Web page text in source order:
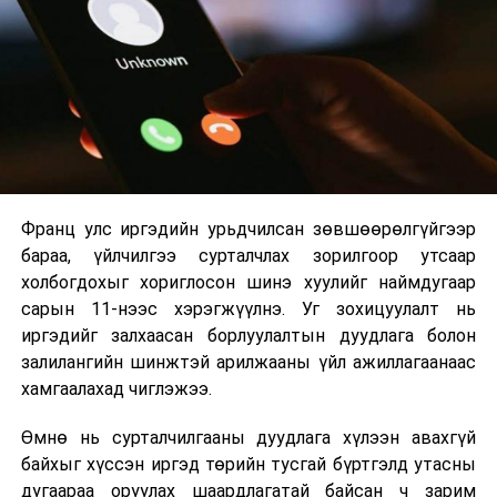
төсөл
боловсруулах
үүрэг бүхий
хэсгийн
хуралдаан
ДАРААХ МЭДЭЭ
УИХ: Энэ долоо хоногт чуулганы нэгдсэн
хуралдаанаар
ӨМНӨХ МЭДЭЭ
Төрийн банк: 2023 оны шилдэг санхүүгийн боловсрол
олгогч банкаар шалгарлаа
2026 оны 9 дүгээр сарын 1-нээс цахимаар
эхэлнэ.
2026 оны 9 дүгээр сарын 14-нөөс танхимаар
үргэлжилнэ.
2026 оны 9 дүгээр сарын 13-наас оюутнуудыг
дотуур байранд оруулж эхэлнэ.
Сургууль, цэцэрлэгийн үйл ажиллагааны
зохицуулалт
2026 оны 8 дугаар сарын 17–28-ны өдрүүдэд
байранд элсэлт, бүртгэл болон бусад аливаа
арга хэмжээ зохион байгуулахгүй болно.
Франц улс иргэдийн урьдчилсан зөвшөөрөлгүйгээр
бараа, үйлчилгээ сурталчлах зорилгоор утсаар
холбогдохыг хориглосон шинэ хуулийг наймдугаар
сарын 11-нээс хэрэгжүүлнэ. Уг зохицуулалт нь
иргэдийг залхаасан борлуулалтын дуудлага болон
залилангийн шинжтэй арилжааны үйл ажиллагаанаас
хамгаалахад чиглэжээ.
Өмнө нь сурталчилгааны дуудлага хүлээн авахгүй
байхыг хүссэн иргэд төрийн тусгай бүртгэлд утасны
дугаараа оруулах шаардлагатай байсан ч зарим